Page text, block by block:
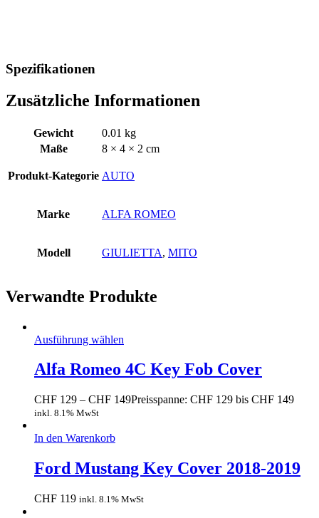
Spezifikationen
Zusätzliche Informationen
Gewicht
0.01 kg
Maße
8 × 4 × 2 cm
Produkt-Kategorie AUTO
Marke ALFA ROMEO
Modell GIULIETTA, MITO
Verwandte Produkte
Ausführung wählen
Alfa Romeo 4C Key Fob Cover
CHF 129 – CHF 149Preisspanne: CHF 129 bis CHF 149
inkl. 8.1% MwSt
In den Warenkorb
Ford Mustang Key Cover 2018-2019
CHF 119 inkl. 8.1% MwSt